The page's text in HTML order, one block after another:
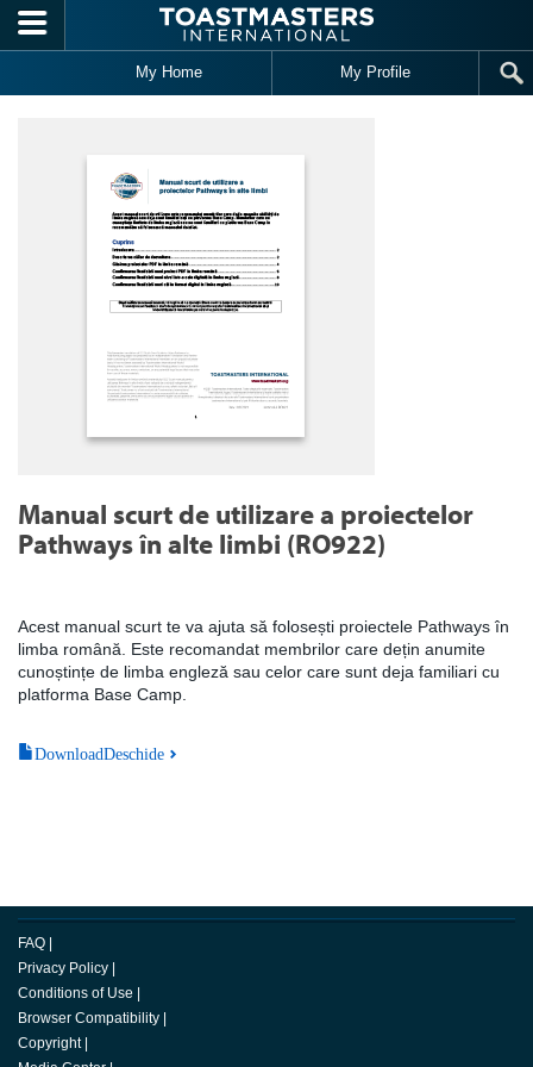
Skip to main content
My Home My Profile
Manual scurt de utilizare a proiectelor
Pathways în alte limbi (RO922)
Acest manual scurt te va ajuta să folosești proiectele Pathways în
limba română. Este recomandat membrilor care dețin anumite
cunoștințe de limba engleză sau celor care sunt deja familiari cu
platforma Base Camp.
DownloadDeschide
FAQ
Privacy Policy
Conditions of Use
Browser Compatibility
Copyright